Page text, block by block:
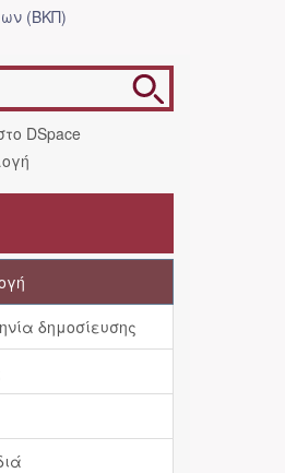
(ΒΚΠ)
DSpace
δημοσίευσης